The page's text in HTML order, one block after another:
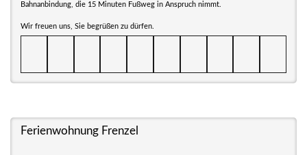
Bahnanbindung, die 15 Minuten Fußweg in Anspruch nimmt.
Wir freuen uns, Sie begrüßen zu dürfen.
Ferienwohnung Frenzel